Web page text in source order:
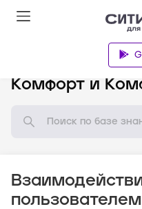
Комфорт и
пользователем